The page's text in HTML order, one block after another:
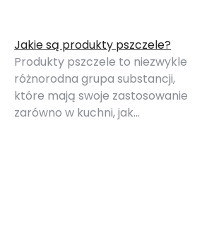
Jakie są produkty pszczele?
Produkty pszczele to niezwykle
różnorodna grupa substancji,
które mają swoje zastosowanie
zarówno w kuchni, jak…